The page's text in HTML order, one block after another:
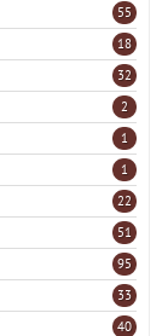
55
18
32
2
1
1
22
51
95
33
40